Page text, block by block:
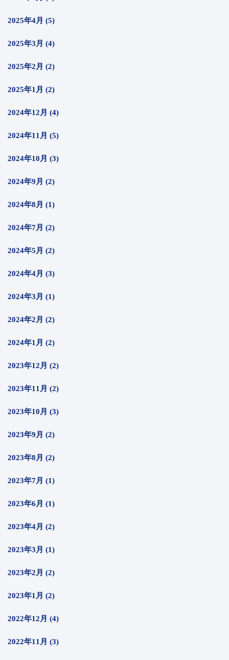
2025年4月 (5)
2025年3月 (4)
2025年2月 (2)
2025年1月 (2)
2024年12月 (4)
2024年11月 (5)
2024年10月 (3)
2024年9月 (2)
2024年8月 (1)
2024年7月 (2)
2024年5月 (2)
2024年4月 (3)
2024年3月 (1)
2024年2月 (2)
2024年1月 (2)
2023年12月 (2)
2023年11月 (2)
2023年10月 (3)
2023年9月 (2)
2023年8月 (2)
2023年7月 (1)
2023年6月 (1)
2023年4月 (2)
2023年3月 (1)
2023年2月 (2)
2023年1月 (2)
2022年12月 (4)
2022年11月 (3)